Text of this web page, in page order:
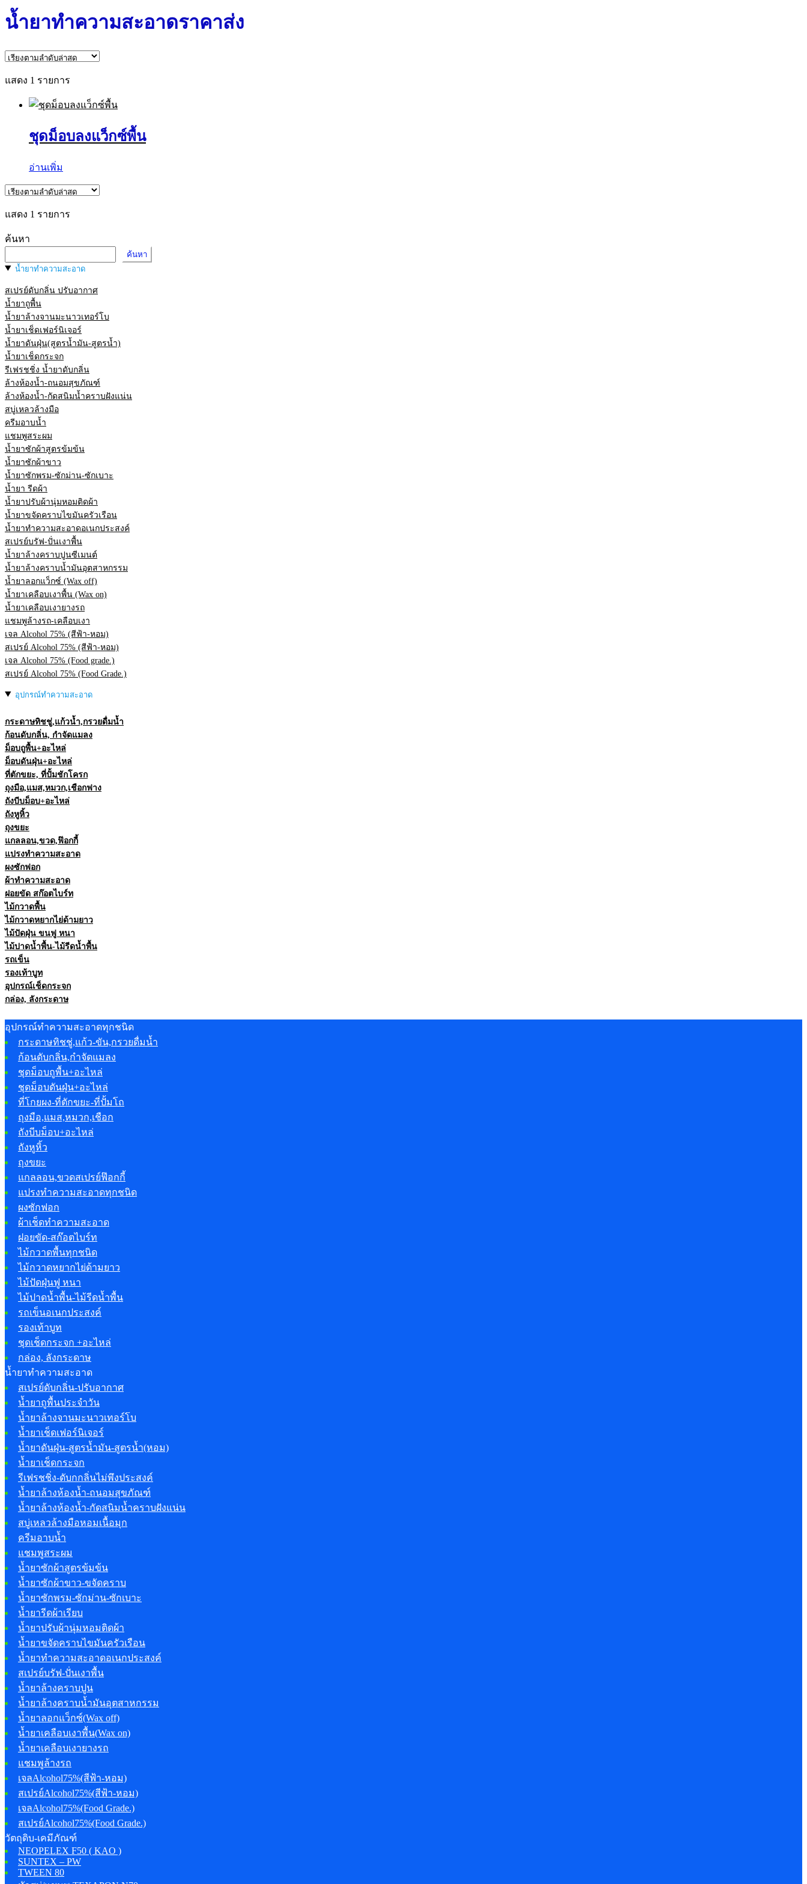
น้ำยาทำความสะอาดราคาส่ง
แสดง 1 รายการ
ชุดม็อบลงแว็กซ์พื้น
อ่านเพิ่ม
แสดง 1 รายการ
ค้นหา
ค้นหา
น้ำยาทำความสะอาด
สเปรย์ดับกลิ่น ปรับอากาศ
น้ำยาถูพื้น
น้ำยาล้างจานมะนาวเทอร์โบ
น้ำยาเช็ดเฟอร์นิเจอร์
น้ำยาดันฝุ่น(สูตรน้ำมัน-สูตรน้ำ)
น้ำยาเช็ดกระจก
รีเฟรชชิ่ง น้ำยาดับกลิ่น
ล้างห้องน้ำ-ถนอมสุขภัณฑ์
ล้างห้องน้ำ-กัดสนิมน้ำคราบฝังแน่น
สบู่เหลวล้างมือ
ครีมอาบน้ำ
แชมพูสระผม
น้ำยาซักผ้าสูตรข้มข้น
น้ำยาซักผ้าขาว
น้ำยาซักพรม-ซักม่าน-ซักเบาะ
น้ำยา รีดผ้า
น้ำยาปรับผ้านุ่มหอมติดผ้า
น้ำยาขจัดคราบไขมันครัวเรือน
น้ำยาทำความสะอาดอเนกประสงค์
สเปรย์บรัฟ-ปั่นเงาพื้น
น้ำยาล้างคราบปูนซีเมนต์
น้ำยาล้างคราบน้ำมันอุตสาหกรรม
น้ำยาลอกแว็กซ์ (Wax off)
น้ำยาเคลือบเงาพื้น (Wax on)
น้ำยาเคลือบเงายางรถ
แชมพูล้างรถ-เคลือบเงา
เจล Alcohol 75% (สีฟ้า-หอม)
สเปรย์ Alcohol 75% (สีฟ้า-หอม)
เจล Alcohol 75% (Food grade.)
สเปรย์ Alcohol 75% (Food Grade.)
อุปกรณ์ทำความสะอาด
กระดาษทิชชู่,แก้วน้ำ,กรวยดื่มน้ำ
ก้อนดับกลิ่น, กำจัดแมลง
ม็อบถูพื้น+อะไหล่
ม็อบดันฝุ่น+อะไหล่
ที่ตักขยะ, ที่ปั้มชักโครก
ถุงมือ,แมส,หมวก,เชือกฟาง
ถังบีบม็อบ+อะไหล่
ถังหูหิ้ว
ถุงขยะ
แกลลอน,ขวด,ฟ๊อกกี้
แปรงทำความสะอาด
ผงซักฟอก
ผ้าทำความสะอาด
ฝอยขัด สก๊อตไบร์ท
ไม้กวาดพื้น
ไม้กวาดหยากไย่ด้ามยาว
ไม้ปัดฝุ่น ขนฟู หนา
ไม้ปาดน้ำพื้น-ไม้รีดน้ำพื้น
รถเข็น
รองเท้าบูท
อุปกรณ์เช็ดกระจก
กล่อง, ลังกระดาษ
อุปกรณ์ทำความสะอาดทุกชนิด
กระดาษทิชชู่,แก้ว-ขัน,กรวยดื่มน้ำ
ก้อนดับกลิ่น,กำจัดแมลง
ชุดม็อบถูพื้น+อะไหล่
ชุดม็อบดันฝุ่น+อะไหล่
ที่โกยผง-ที่ตักขยะ-ที่ปั้มโถ
ถุงมือ,แมส,หมวก,เชือก
ถังบีบม็อบ+อะไหล่
ถังหูหิ้ว
ถุงขยะ
แกลลอน,ขวดสเปรย์ฟ๊อกกี้
แปรงทำความสะอาดทุกชนิด
ผงซักฟอก
ผ้าเช็ดทำความสะอาด
ฝอยขัด-สก๊อตไบร์ท
ไม้กวาดพื้นทุกชนิด
ไม้กวาดหยากไย่ด้ามยาว
ไม้ปัดฝุ่นฟู หนา
ไม้ปาดน้ำพื้น-ไม้รีดน้ำพื้น
รถเข็นอเนกประสงค์
รองเท้าบูท
ชุดเช็ดกระจก +อะไหล่
กล่อง, ลังกระดาษ
น้ำยาทำความสะอาด
สเปรย์ดับกลิ่น-ปรับอากาศ
น้ำยาถูพื้นประจำวัน
น้ำยาล้างจานมะนาวเทอร์โบ
น้ำยาเช็ดเฟอร์นิเจอร์
น้ำยาดันฝุ่น-สูตรน้ำมัน-สูตรน้ำ(หอม)
น้ำยาเช็ดกระจก
รีเฟรชชิ่ง-ดับกกลิ่นไม่พึงประสงค์
น้ำยาล้างห้องน้ำ-ถนอมสุขภัณฑ์
น้ำยาล้างห้องน้ำ-กัดสนิมน้ำคราบฝังแน่น
สบู่เหลวล้างมือหอมเนื้อมุก
ครีมอาบน้ำ
แชมพูสระผม
น้ำยาซักผ้าสูตรข้มข้น
น้ำยาซักผ้าขาว-ขจัดคราบ
น้ำยาซักพรม-ซักม่าน-ซักเบาะ
น้ำยารีดผ้าเรียบ
น้ำยาปรับผ้านุ่มหอมติดผ้า
น้ำยาขจัดคราบไขมันครัวเรือน
น้ำยาทำความสะอาดอเนกประสงค์
สเปรย์บรัฟ-ปั่นเงาพื้น
น้ำยาล้างคราบปูน
น้ำยาล้างคราบน้ำมันอุตสาหกรรม
น้ำยาลอกแว็กซ์(Wax off)
น้ำยาเคลือบเงาพื้น(Wax on)
น้ำยาเคลือบเงายางรถ
แชมพูล้างรถ
เจลAlcohol75%(สีฟ้า-หอม)
สเปรย์Alcohol75%(สีฟ้า-หอม)
เจลAlcohol75%(Food Grade.)
สเปรย์Alcohol75%(Food Grade.)
วัตถุดิบ-เคมีภัณฑ์
NEOPELEX F50 ( KAO )
SUNTEX – PW
TWEEN 80